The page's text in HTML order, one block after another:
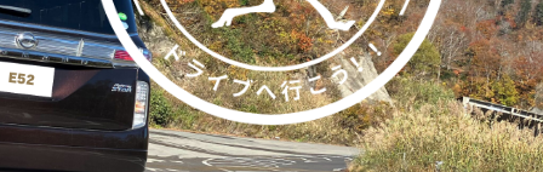

検索